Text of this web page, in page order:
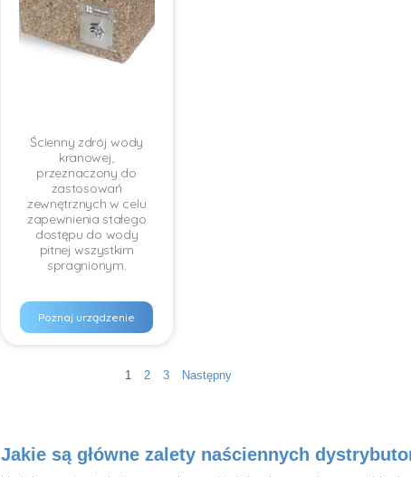
Ścienny zdrój wody
kranowej,
przeznaczony do
zastosowań
zewnętrznych w celu
zapewnienia stałego
dostępu do wody
pitnej wszystkim
spragnionym.
Poznaj urządzenie
Stronicowanie
Strona
1 Strona
2 Strona
3 Następny
Jakie są główne zalety naściennych